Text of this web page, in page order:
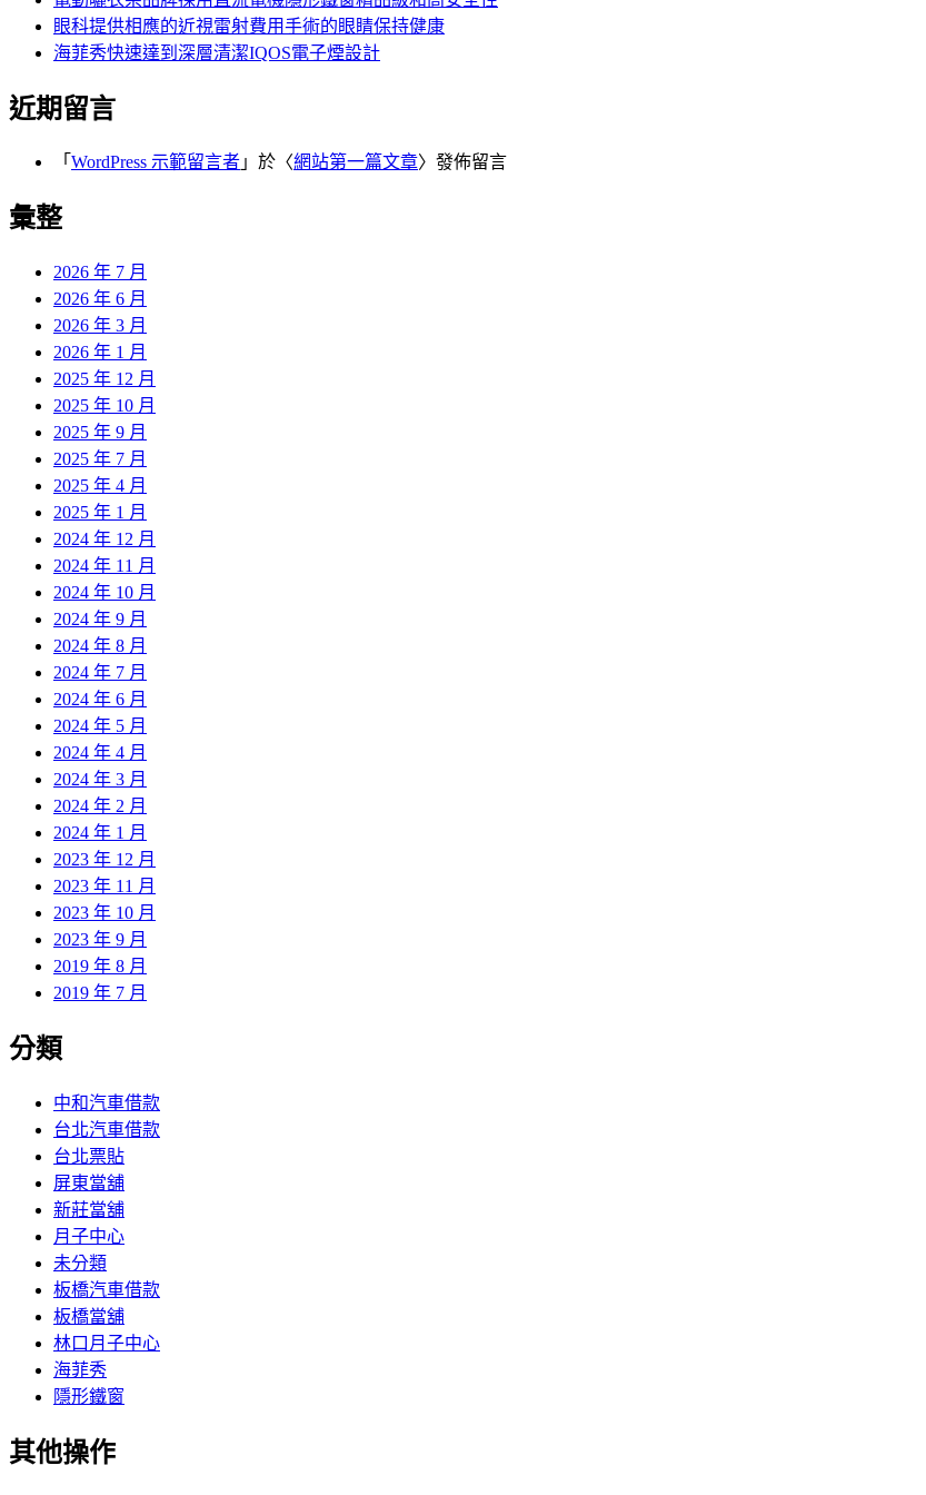
眼科提供相應的近視雷射費用手術的眼睛保持健康
海菲秀快速達到深層清潔IQOS電子煙設計
近期留言
「 WordPress 示範留言者 」於〈網站第一篇文章〉發佈留言
彙整
2026 年 7 月
2026 年 6 月
2026 年 3 月
2026 年 1 月
2025 年 12 月
2025 年 10 月
2025 年 9 月
2025 年 7 月
2025 年 4 月
2025 年 1 月
2024 年 12 月
2024 年 11 月
2024 年 10 月
2024 年 9 月
2024 年 8 月
2024 年 7 月
2024 年 6 月
2024 年 5 月
2024 年 4 月
2024 年 3 月
2024 年 2 月
2024 年 1 月
2023 年 12 月
2023 年 11 月
2023 年 10 月
2023 年 9 月
2019 年 8 月
2019 年 7 月
分類
中和汽車借款
台北汽車借款
台北票貼
屏東當舖
新莊當舖
月子中心
未分類
板橋汽車借款
板橋當舖
林口月子中心
海菲秀
隱形鐵窗
其他操作